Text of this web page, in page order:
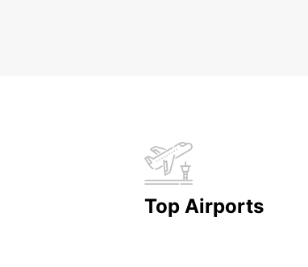
Top Airports